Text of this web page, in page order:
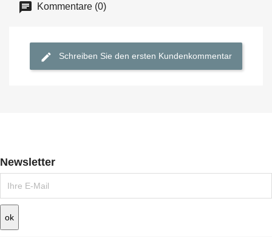
Kommentare (0)
Schreiben Sie den ersten Kundenkommentar
Newsletter